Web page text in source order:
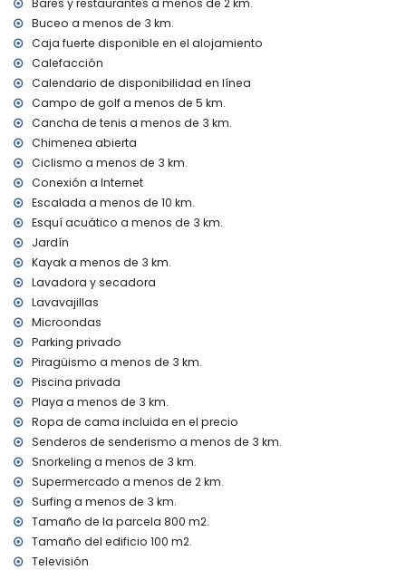
ropa de cama y toallas
Instalaciones y servicios con cargo adicional
calefacción central y aire acondicionado
Entretenimiento y actividades de ocio para sus vacaciones
en Benissa, Costa Blanca
parque de atracciones (Family Park Calpe & Moraira) (a
menos de 5 kilómetros de la casa)
parque temático (Terra Mítica), zoológico (Terra Natura,
Mundo Mar), parque acuático (Aqualandia y Aqua Natura)
(a menos de 10 kilómetros de la casa)
Lugares de interés y cultura en Benissa, Costa Blanca
del alojamiento)
castillo (Moraira, Cap d'Or) y edificio arquitectónico
(Catedral La Marina Benissa) (a menos de 10 kilómetros del
alojamiento)
Deportes
tenis, golf (San Jaime), senderismo, ciclismo, piragüismo,
kayak, buceo, snorkel, surf, windsurf y esquí acuático (a
menos de 5 kilómetros de la villa)
equitación y escalada (a menos de 10 kilómetros de la
villa)
Buceo a menos de 3 km.
Caja fuerte disponible en el alojamiento
Calefacción
Calendario de disponibilidad en línea
Campo de golf a menos de 5 km.
Cancha de tenis a menos de 3 km.
Chimenea abierta
Ciclismo a menos de 3 km.
Conexión a Internet
Escalada a menos de 10 km.
Esquí acuático a menos de 3 km.
Jardín
Kayak a menos de 3 km.
Lavadora y secadora
Lavavajillas
Microondas
Parking privado
Piragüismo a menos de 3 km.
Piscina privada
Playa a menos de 3 km.
Ropa de cama incluida en el precio
Senderos de senderismo a menos de 3 km.
Snorkeling a menos de 3 km.
Supermercado a menos de 2 km.
Surfing a menos de 3 km.
Tamaño de la parcela 800 m2.
Tamaño del edificio 100 m2.
Televisión